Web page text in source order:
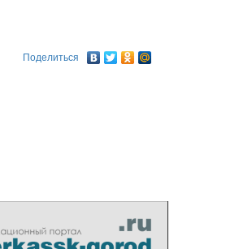
Поделиться